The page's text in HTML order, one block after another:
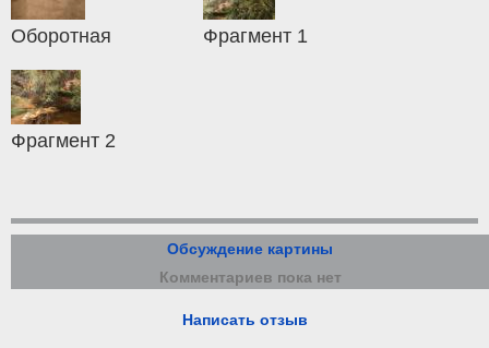
Оборотная Фрагмент 1
Фрагмент 2
Обсуждение картины
Комментариев пока нет
Написать отзыв